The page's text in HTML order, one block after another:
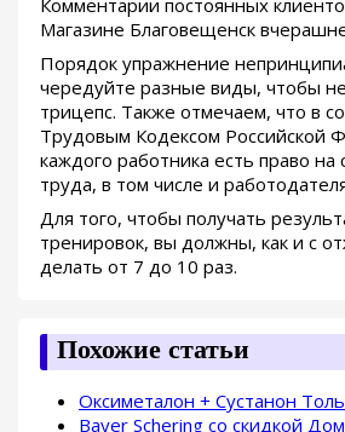
Комментарии постоянных
Магазине Благовещенск
Порядок упражнение
чередуйте разные виды, чтобы
трицепс. Также отмечаем, что в
Трудовым Кодексом Российской
каждого работника есть право
труда, в том числе и
Для того, чтобы получать
тренировок, вы должны, как и с
делать от 7 до 10 раз.
Похожие статьи
Оксиметалон + Сустанон
Bayer Schering со скидкой